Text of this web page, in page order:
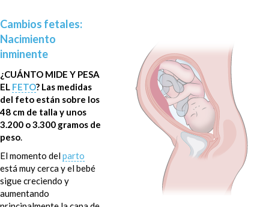
Cambios fetales:
Nacimiento
inminente
¿CUÁNTO MIDE Y PESA
EL FETO? Las medidas
del feto están sobre los
48 cm de talla y unos
3.200 o 3.300 gramos de
peso.
El momento delparto
está muy cerca y el bebé
sigue creciendo y
aumentando